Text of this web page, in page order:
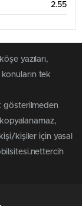
2.55
yazıları,
tek
gösterilmeden
kopyalanamaz,
kişiler için yasal